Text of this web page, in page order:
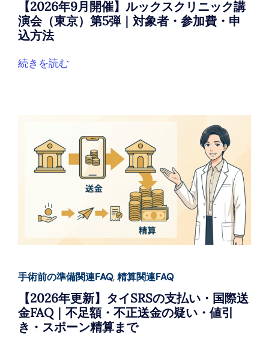
【2026年9月開催】ルックスクリニック講
演会（東京）第5弾｜対象者・参加費・申
込方法
続きを読む
手術前の準備関連FAQ,精算関連FAQ
【2026年更新】タイSRSの支払い・国際送
金FAQ｜不足額・不正送金の疑い・値引
き・スポーン精算まで